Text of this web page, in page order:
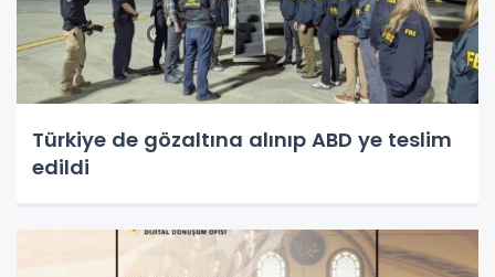
Türkiye de gözaltına alınıp ABD ye teslim
edildi